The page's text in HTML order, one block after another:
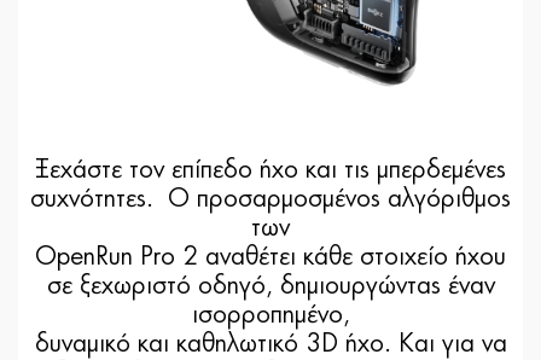
Ξεχάστε τον επίπεδο ήχο και τις μπερδεμένες
συχνότητες. Ο προσαρμοσμένος αλγόριθμος
των
OpenRun Pro 2 αναθέτει κάθε στοιχείο ήχου
σε ξεχωριστό οδηγό, δημιουργώντας έναν
ισορροπημένο,
δυναμικό και καθηλωτικό 3D ήχο. Και για να